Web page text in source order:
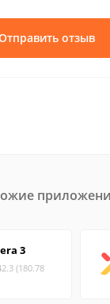
отзыв
3
(180.78